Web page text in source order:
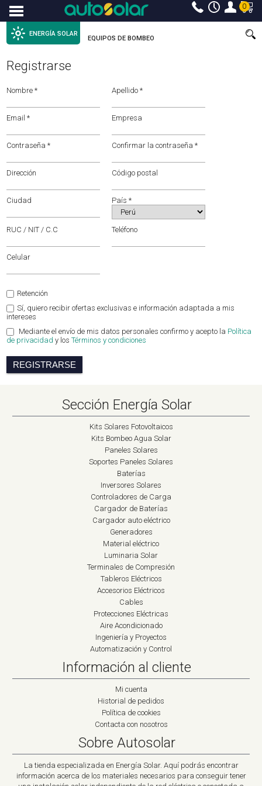
Menu 0
ENERGÍA SOLAR
EQUIPOS DE BOMBEO
Registrarse
Nombre * Apellido *
Email * Empresa
Contraseña * Confirmar la contraseña *
Dirección Código postal
Ciudad País *
RUC / NIT / C.C Teléfono
Celular
Retención
Sí, quiero recibir ofertas exclusivas e información adaptada a mis
intereses
Mediante el envío de mis datos personales confirmo y acepto la Política
de privacidad y losTérminos y condiciones
REGISTRARSE
Sección Energía Solar
Kits Solares Fotovoltaicos
Kits Bombeo Agua Solar
Paneles Solares
Soportes Paneles Solares
Baterías
Inversores Solares
Controladores de Carga
Cargador de Baterías
Cargador auto eléctrico
Generadores
Material eléctrico
Luminaria Solar
Terminales de Compresión
Tableros Eléctricos
Accesorios Eléctricos
Cables
Protecciones Eléctricas
Aire Acondicionado
Ingeniería y Proyectos
Automatización y Control
Información al cliente
Mi cuenta
Historial de pedidos
Política de cookies
Contacta con nosotros
Sobre Autosolar
La tienda especializada en Energía Solar. Aquí podrás encontrar
información acerca de los materiales necesarios para conseguir tener